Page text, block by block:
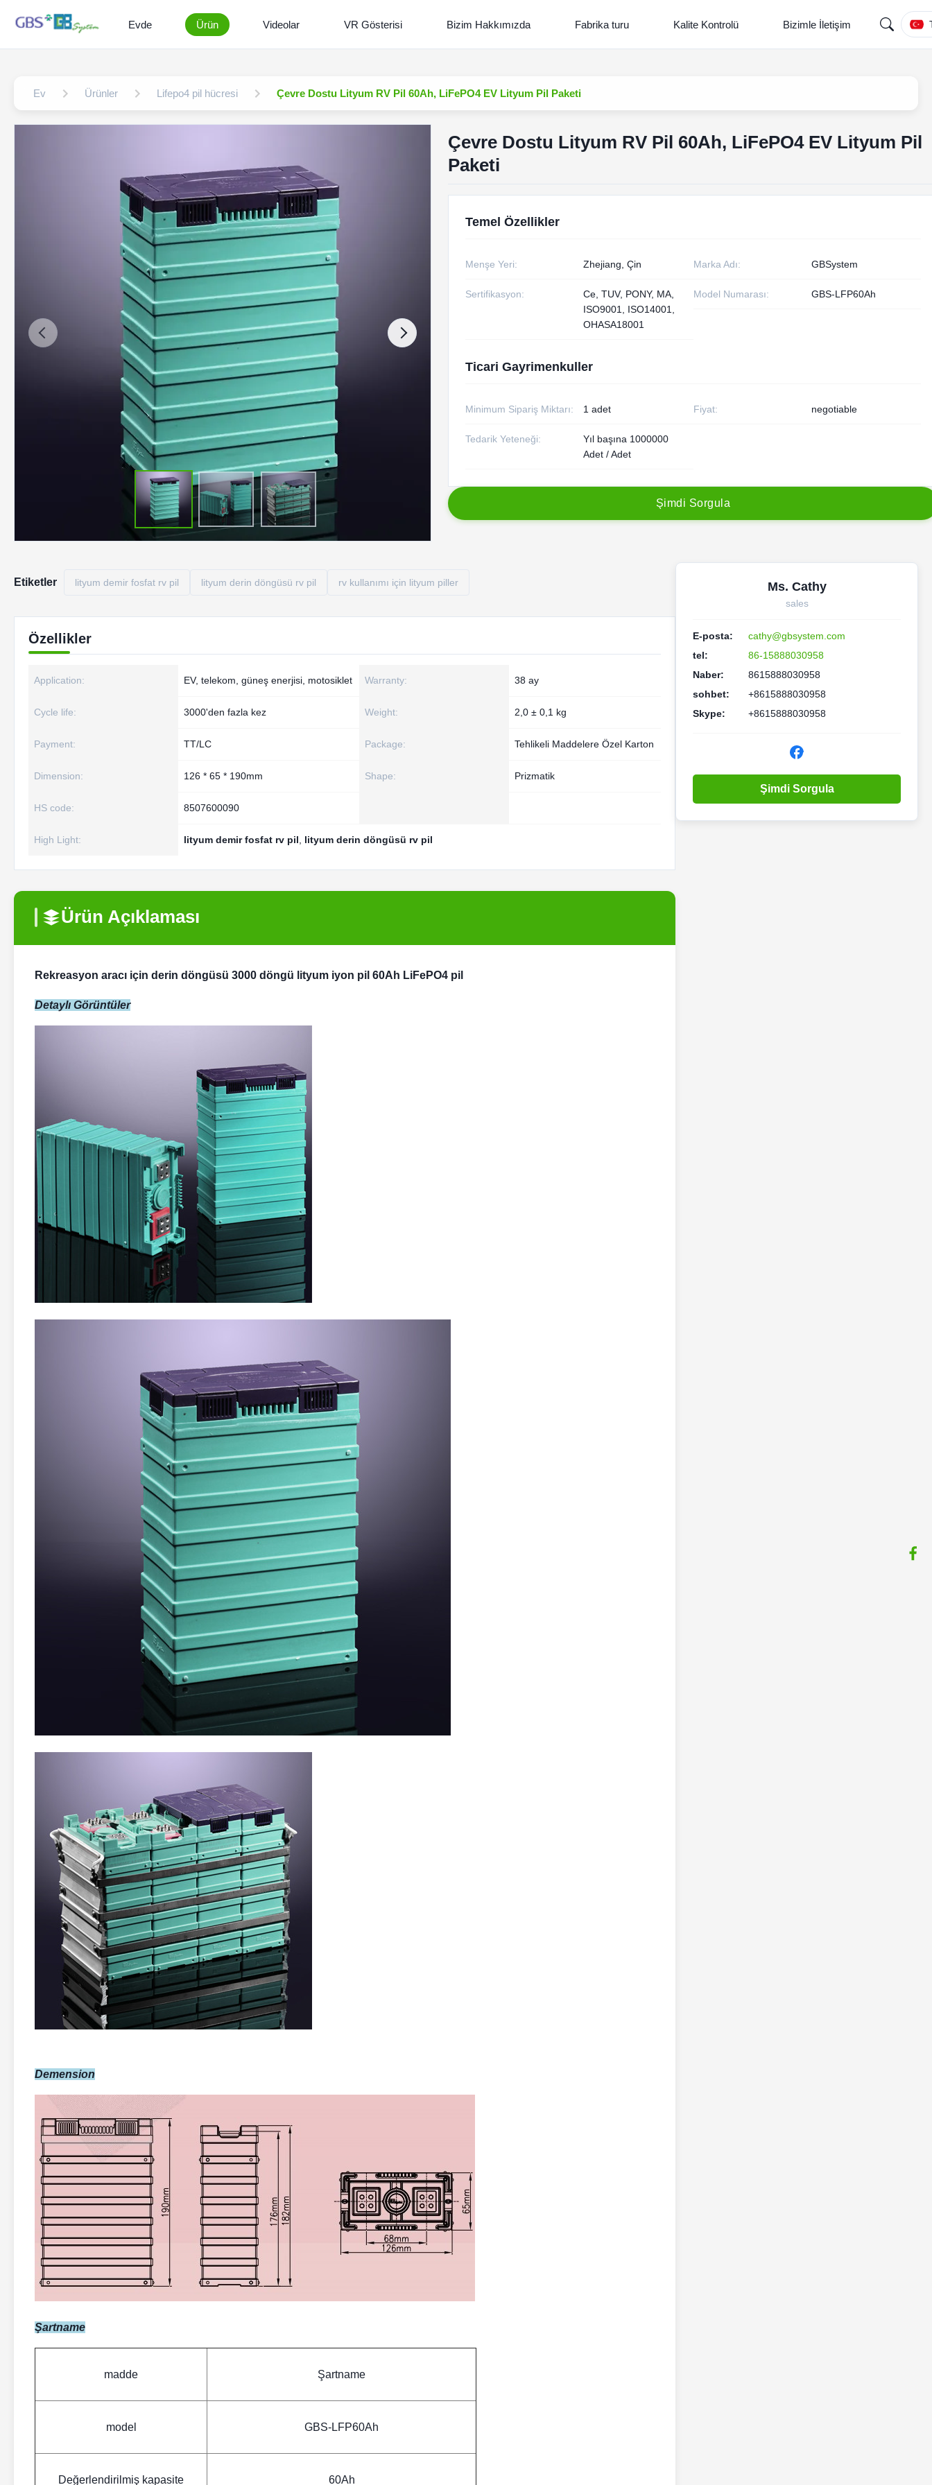
Evde Ürün Videolar VR Gösterisi Bizim Hakkımızda Fabrika turu Kalite Kontrolü Bizimle İletişim
Ev Ürünler Lifepo4 pil hücresi Çevre Dostu Lityum RV Pil 60Ah, LiFePO4 EV Lityum Pil Paketi
Çevre Dostu Lityum RV Pil 60Ah, LiFePO4 EV Lityum Pil
Paketi
Temel Özellikler
Menşe Yeri: Zhejiang, Çin Marka Adı: GBSystem
Sertifikasyon:
Ce, TUV, PONY, MA,
ISO9001, ISO14001,
OHASA18001
Model Numarası: GBS-LFP60Ah
Ticari Gayrimenkuller
Minimum Sipariş Miktarı: 1 adet Fiyat: negotiable
Tedarik Yeteneği:
Yıl başına 1000000
Adet / Adet
Şimd i Sorgu a
Etiketler lityum demir fosfat rv pil lityum derin döngüsü rv pil rv kullanımı için lityum piller
Özellikler
Application: EV, telekom, güneş enerjisi, motosiklet Warranty: 38 ay
Cycle life: 3000'den fazla kez Weight: 2,0 ± 0,1 kg
Payment: TT/LC Package: Tehlikeli Maddelere Özel Karton
Dimension: 126 * 65 * 190mm Shape: Prizmatik
HS code: 8507600090
High Light: lityum demir fosfat rv pil lityum derin döngüsü rv pil
Ürün Açıklaması
Rekreasyon aracı için derin döngüsü 3000 döngü lityum iyon pil 60Ah LiFePO4 pil
Detaylı Görüntüler
Demension
Şartname
madde Şartname
model GBS-LFP60Ah
Değerlendirilmiş kapasite 60Ah
Ms. Cathy
sales
E-posta:
cathy@gbsystem.com
tel:
86-15888030958
Naber:
8615888030958
sohbet:
+8615888030958
Skype:
+8615888030958
Şimdi Sorgula